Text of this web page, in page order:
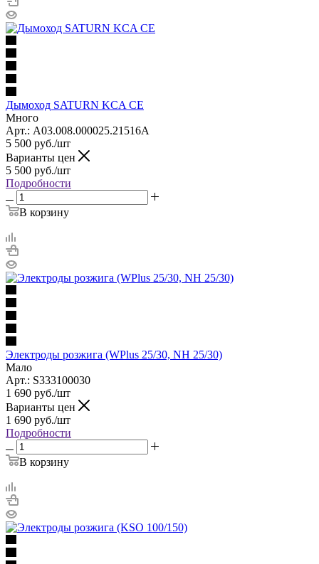
Дымоход SATURN KCA CE
Много
Арт.: А03.008.000025.21516А
5 500 руб./шт
Варианты цен
5 500 руб./шт
Подробности
В корзину
Электроды розжига (WPlus 25/30, NH 25/30)
Мало
Арт.: S333100030
1 690 руб./шт
Варианты цен
1 690 руб./шт
Подробности
В корзину